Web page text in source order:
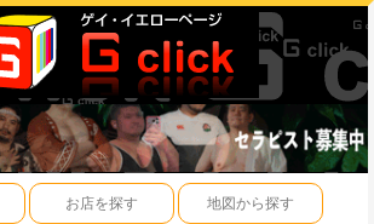
お店を探す 地図から探す